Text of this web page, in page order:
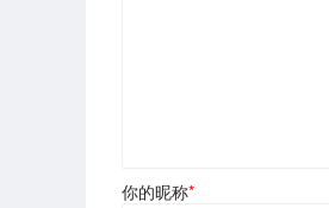
你的昵称*